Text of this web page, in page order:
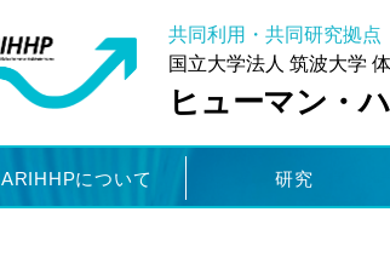
共同利用・共同研究拠点
国立大学法人 筑波大学
ヒューマン・
ARIHHPについて 研究
NEWS一覧